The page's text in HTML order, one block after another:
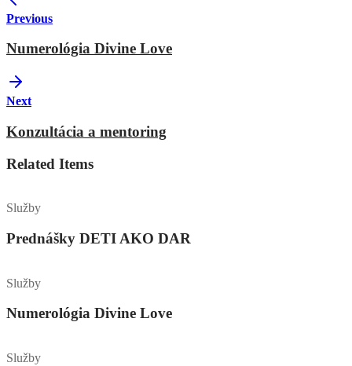
Previous
Numerológia Divine Love
Next
Konzultácia a mentoring
Related Items
Služby
Prednášky DETI AKO DAR
Služby
Numerológia Divine Love
Služby